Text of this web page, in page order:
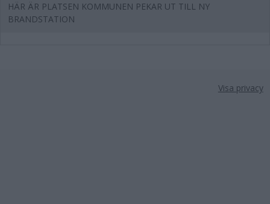
HÄR ÄR PLATSEN KOMMUNEN PEKAR UT TILL NY
BRANDSTATION
Visa privacy